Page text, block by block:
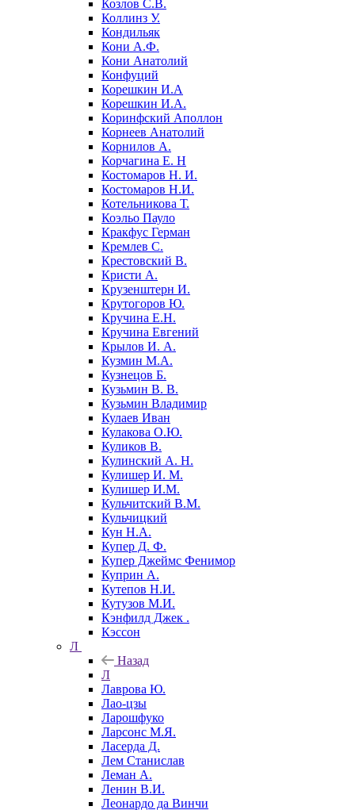
Козлов С.В.
Коллинз У.
Кондильяк
Кони А.Ф.
Кони Анатолий
Конфуций
Корешкин И.А
Корешкин И.А.
Коринфский Аполлон
Корнеев Анатолий
Корнилов А.
Корчагина Е. Н
Костомаров Н. И.
Костомаров Н.И.
Котельникова Т.
Коэльо Пауло
Кракфус Герман
Кремлев С.
Крестовский В.
Кристи А.
Крузенштерн И.
Крутогоров Ю.
Кручина Е.Н.
Кручина Евгений
Крылов И. А.
Кузмин М.А.
Кузнецов Б.
Кузьмин В. В.
Кузьмин Владимир
Кулаев Иван
Кулакова О.Ю.
Куликов В.
Кулинский А. Н.
Кулишер И. М.
Кулишер И.М.
Кульчитский В.М.
Кульчицкий
Кун Н.А.
Купер Д. Ф.
Купер Джеймс Фенимор
Куприн А.
Кутепов Н.И.
Кутузов М.И.
Кэнфилд Джек .
Кэссон
Л
Назад
Л
Лаврова Ю.
Лао-цзы
Ларошфуко
Ларсонс М.Я.
Ласерда Д.
Лем Станислав
Леман А.
Ленин В.И.
Леонардо да Винчи